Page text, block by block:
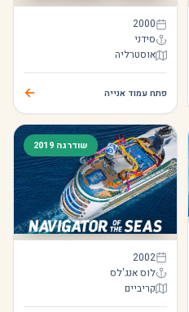
Explorer of the Seas
2000
סידני
אוסטרליה
פתח עמוד אנייה ←
שודרגה 2019
Navigator of the Seas
2002
לוס אנג'לס
קריביים